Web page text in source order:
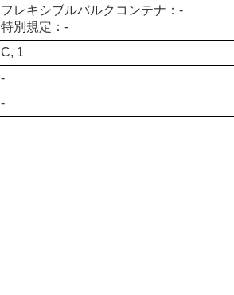
フレキシブルバルクコンテナ：-
特別規定：-
C, 1
-
-